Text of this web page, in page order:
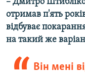
отримав п'ять
відбуває
на такий же
Він мені